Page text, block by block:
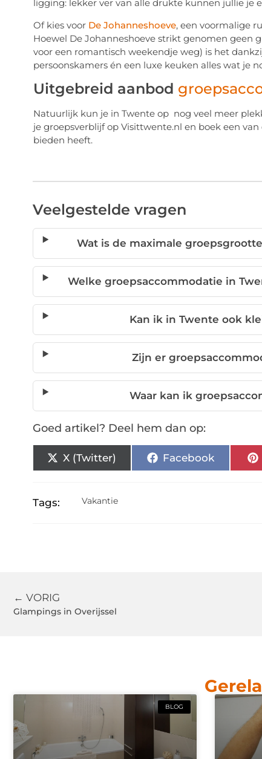
ligging: lekker ver van alle drukte kunnen jullie je
Of kies voor De Johanneshoeve, een voormalige
Hoewel De Johanneshoeve strikt genomen geen
voor een romantisch weekendje weg) is het
persoonskamers én een luxe keuken alles wat je
Uitgebreid aanbod
Natuurlijk kun je in Twente op nog veel meer
je groepsverblijf op Visittwente.nl en boek een
bieden heeft.
Veelgestelde vragen
Wat is de maximale
Welke groepsaccommodatie in
Kan ik in Twente ook
Zijn er
Waar kan ik
Goed artikel? Deel hem dan op:
X (Twitter) Facebook
Tags: Vakantie
← VORIG
Glampings in Overijssel
BLOG